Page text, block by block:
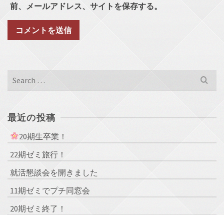
前、メールアドレス、サイトを保存する。
Search
最近の投稿
20期生卒業！
22期ゼミ旅行！
就活懇談会を開きました
11期ゼミでプチ同窓会
20期ゼミ終了！